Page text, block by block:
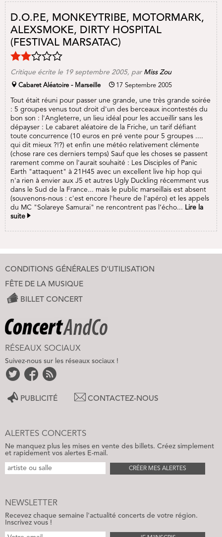
D.O.P.E, MONKEYTRIBE, MOTORMARK,
ALEXSMOKE, DIRTY HOSPITAL
(FESTIVAL MARSATAC)
Critique écrite le 19 septembre 2005, par Miss Zou
Cabaret Aléatoire - Marseille 17 Septembre 2005
Tout était réuni pour passer une grande, une très grande soirée
: 5 groupes venus tout droit d'un des berceaux incontestés du
bon son : l'Angleterre, un lieu idéal pour les accueillir sans les
dépayser : Le cabaret aléatoire de la Friche, un tarif défiant
toute concurrence (10 euros en pré vente pour 5 groupes ....
qui dit mieux ?!?) et enfin une météo relativement clémente
(chose rare ces derniers temps) Sauf que les choses se passent
rarement comme on l'aurait souhaité : Les Disciples of Panic
Earth "attaquent" à 21H45 avec un excellent live hip hop qui
n'a rien à envier aux J5 et autres Ugly Duckling récemment vus
dans le Sud de la France... mais le public marseillais est absent
(souvenons-nous : c'est encore l'heure de l'apéro) et les appels
du MC "Solareye Samurai" ne rencontrent pas l‘écho... Lire la
suite
CONDITIONS GÉNÉRALES D'UTILISATION
FÊTE DE LA MUSIQUE
BILLET CONCERT
RÉSEAUX SOCIAUX
Suivez-nous sur les réseaux sociaux !
PUBLICITÉ CONTACTEZ-NOUS
ALERTES CONCERTS
Ne manquez plus les mises en vente des billets. Créez simplement
et rapidement vos alertes E-mail.
CRÉER MES ALERTES
NEWSLETTER
Recevez chaque semaine l'actualité concerts de votre région.
Inscrivez vous !